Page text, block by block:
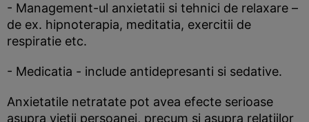
- Management-ul anxietatii si tehnici de relaxare –
de ex. hipnoterapia, meditatia, exercitii de
respiratie etc.
- Medicatia - include antidepresanti si sedative.
Anxietatile netratate pot avea efecte serioase
asupra vietii persoanei, precum si asupra relatiilor